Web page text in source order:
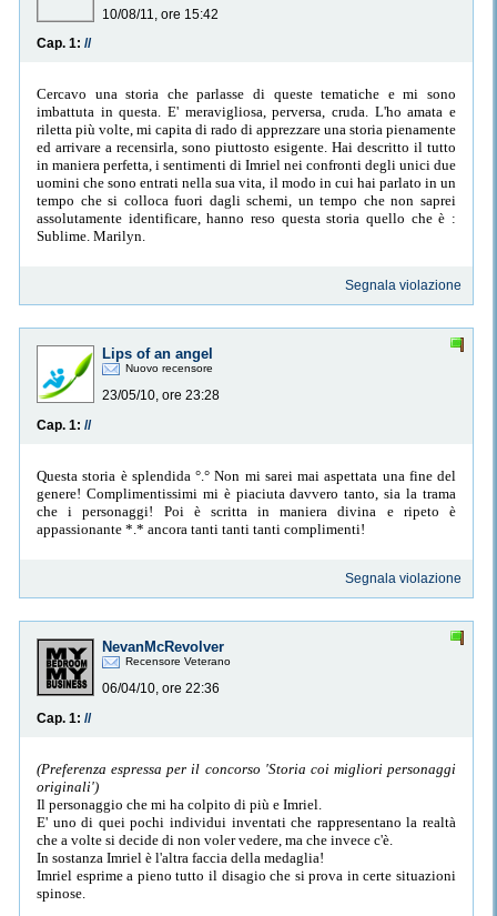
10/08/11, ore 15:42
Cap. 1: //
Cercavo una storia che parlasse di queste tematiche e mi sono
imbattuta in questa. E' meravigliosa, perversa, cruda. L'ho amata e
riletta più volte, mi capita di rado di apprezzare una storia pienamente
ed arrivare a recensirla, sono piuttosto esigente. Hai descritto il tutto
in maniera perfetta, i sentimenti di Imriel nei confronti degli unici due
uomini che sono entrati nella sua vita, il modo in cui hai parlato in un
tempo che si colloca fuori dagli schemi, un tempo che non saprei
assolutamente identificare, hanno reso questa storia quello che è :
Sublime. Marilyn.
Segnala violazione
Lips of an angel
Nuovo recensore
23/05/10, ore 23:28
Cap. 1: //
Questa storia è splendida °.° Non mi sarei mai aspettata una fine del
genere! Complimentissimi mi è piaciuta davvero tanto, sia la trama
che i personaggi! Poi è scritta in maniera divina e ripeto è
appassionante *.* ancora tanti tanti tanti complimenti!
Segnala violazione
NevanMcRevolver
Recensore Veterano
06/04/10, ore 22:36
Cap. 1: //
(Preferenza espressa per il concorso 'Storia coi migliori personaggi
originali')
Il personaggio che mi ha colpito di più e Imriel.
E' uno di quei pochi individui inventati che rappresentano la realtà
che a volte si decide di non voler vedere, ma che invece c'è.
In sostanza Imriel è l'altra faccia della medaglia!
Imriel esprime a pieno tutto il disagio che si prova in certe situazioni
spinose.